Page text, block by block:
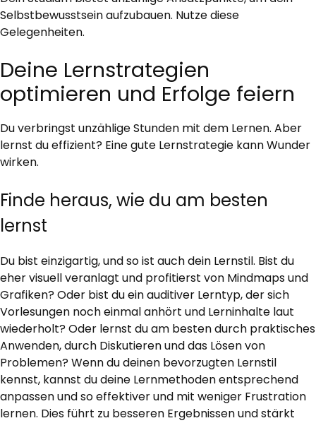
Selbstbewusstsein aufzubauen. Nutze diese
Gelegenheiten.
Deine Lernstrategien
optimieren und Erfolge feiern
Du verbringst unzählige Stunden mit dem Lernen. Aber
lernst du effizient? Eine gute Lernstrategie kann Wunder
wirken.
Finde heraus, wie du am besten
lernst
Du bist einzigartig, und so ist auch dein Lernstil. Bist du
eher visuell veranlagt und profitierst von Mindmaps und
Grafiken? Oder bist du ein auditiver Lerntyp, der sich
Vorlesungen noch einmal anhört und Lerninhalte laut
wiederholt? Oder lernst du am besten durch praktisches
Anwenden, durch Diskutieren und das Lösen von
Problemen? Wenn du deinen bevorzugten Lernstil
kennst, kannst du deine Lernmethoden entsprechend
anpassen und so effektiver und mit weniger Frustration
lernen. Dies führt zu besseren Ergebnissen und stärkt